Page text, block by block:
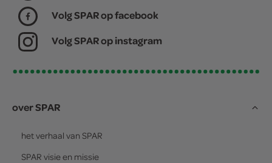
Volg SPAR op facebook
Volg SPAR op instagram
over SPAR
het verhaal van SPAR
SPAR visie en missie